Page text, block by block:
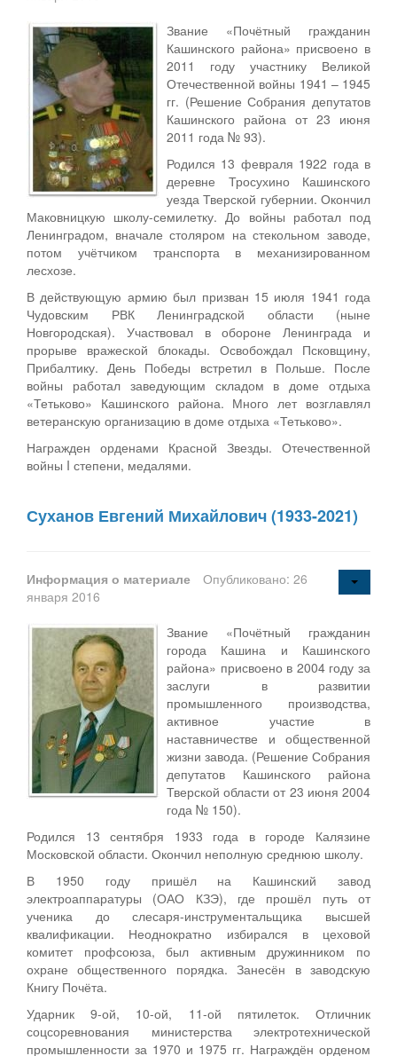
Персональные данные
Оценка регулирующего воздействия
Деятельность МУ
Нормативы градостроительного проектирования
Правила землепользования и застройки
Генеральные планы
Проекты планировки территории
Собрание депутатов
Городское поселение
Сельские поселения
Звание «Почётный гражданин
Кашинского района» присвоено в
2011 году участнику Великой
Отечественной войны 1941 – 1945
гг. (Решение Собрания депутатов
Кашинского района от 23 июня
2011 года № 93).
Родился 13 февраля 1922 года в
деревне Тросухино Кашинского
уезда Тверской губернии. Окончил
Маковницкую школу-семилетку. До войны работал под
Ленинградом, вначале столяром на стекольном заводе,
потом учётчиком транспорта в механизированном
лесхозе.
В действующую армию был призван 15 июля 1941 года
Чудовским РВК Ленинградской области (ныне
Новгородская). Участвовал в обороне Ленинграда и
прорыве вражеской блокады. Освобождал Псковщину,
Прибалтику. День Победы встретил в Польше. После
войны работал заведующим складом в доме отдыха
«Тетьково» Кашинского района. Много лет возглавлял
ветеранскую организацию в доме отдыха «Тетьково».
Награжден орденами Красной Звезды. Отечественной
войны I степени, медалями.
Суханов Евгений Михайлович (1933-2021)
Информация о материале
Опубликовано: 26
января 2016
Звание «Почётный гражданин
города Кашина и Кашинского
района» присвоено в 2004 году за
заслуги в развитии
промышленного производства,
активное участие в
наставничестве и общественной
жизни завода. (Решение Собрания
депутатов Кашинского района
Тверской области от 23 июня 2004
года № 150).
Родился 13 сентября 1933 года в городе Калязине
Московской области. Окончил неполную среднюю школу.
В 1950 году пришёл на Кашинский завод
электроаппаратуры (ОАО КЗЭ), где прошёл путь от
ученика до слесаря-инструментальщика высшей
квалификации. Неоднократно избирался в цеховой
комитет профсоюза, был активным дружинником по
охране общественного порядка. Занесён в заводскую
Книгу Почёта.
Ударник 9-ой, 10-ой, 11-ой пятилеток. Отличник
соцсоревнования министерства электротехнической
промышленности за 1970 и 1975 гг. Награждён орденом